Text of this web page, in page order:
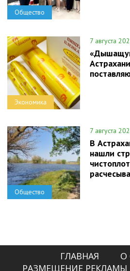
Общество
Экономика
7 августа
Общество
7 августа
В
нашли
ГЛАВНАЯ
О
РАЗМЕЩЕНИЕ РЕКЛАМЫ